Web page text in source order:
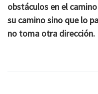
obstáculos en el
su camino sino que lo
no toma otra dirección.